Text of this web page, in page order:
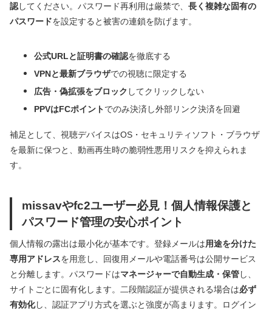
認してください。パスワード再利用は厳禁で、 長く複雑な固有の
パスワードを設定すると被害の連鎖を防げます。
公式URLと証明書の確認を徹底する
VPNと最新ブラウザでの視聴に限定する
広告・偽拡張をブロック してクリックしない
PPVはFCポイントでのみ決済し外部リンク決済を回避
補足として、視聴デバイスはOS・セキュリティソフト・ブラウザ
を最新に保つと、動画再生時の脆弱性悪用リスクを抑えられま
す。
missavやfc2ユーザー必見！個人情報保護と
パスワード管理の安心ポイント
個人情報の露出は最小化が基本です。登録メールは用途を分けた
専用アドレスを用意し、回復用メールや電話番号は公開サービス
と分離します。パスワードはマネージャーで自動生成・保管し、
サイトごとに固有化します。二段階認証が提供される場合は必ず
有効化し、認証アプリ方式を選ぶと強度が高まります。ログイン